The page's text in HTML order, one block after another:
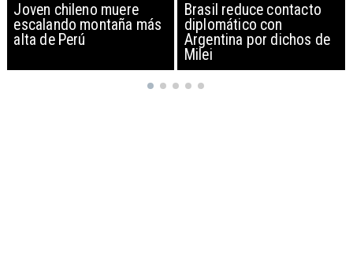
Brasil reduce contacto
diplomático con
Argentina por dichos de
China restringe
exportación de drones a
EEUU y sanciona
empresas